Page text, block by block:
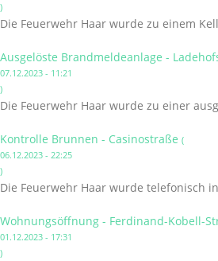
)
Die Feuerwehr Haar wurde zu einem
Ausgelöste Brandmeldeanlage -
07.12.2023 - 11:21
)
Die Feuerwehr Haar wurde zu einer
Kontrolle Brunnen - Casinostraße (
06.12.2023 - 22:25
)
Die Feuerwehr Haar wurde telefonisch
Wohnungsöffnung - Ferdinand-Kobell-
01.12.2023 - 17:31
)